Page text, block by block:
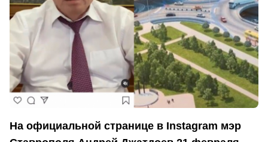
На официальной странице в Instagram мэр